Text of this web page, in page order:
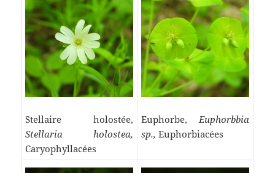
Stellaire holostée,
Stellaria holostea,
Caryophyllacées
Euphorbe, Euphorbbia
sp.,Euphorbiacées